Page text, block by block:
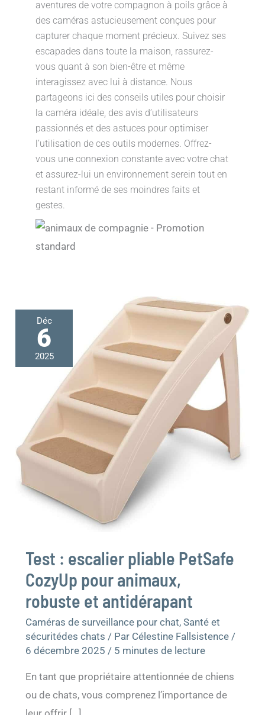
aventures de votre compagnon à poils grâce à
des caméras astucieusement conçues pour
capturer chaque moment précieux. Suivez ses
escapades dans toute la maison, rassurez-
vous quant à son bien-être et même
interagissez avec lui à distance. Nous
partageons ici des conseils utiles pour choisir
la caméra idéale, des avis d’utilisateurs
passionnés et des astuces pour optimiser
l’utilisation de ces outils modernes. Offrez-
vous une connexion constante avec votre chat
et assurez-lui un environnement serein tout en
restant informé de ses moindres faits et
gestes.
Déc
6
2025
Test : escalier pliable PetSafe
CozyUp pour animaux,
robuste et antidérapant
Caméras de surveillance pour chat,Santé et
sécuritédes chats / Par Célestine Fallsistence /
6 décembre 2025 / 5 minutes de lecture
En tant que propriétaire attentionnée de chiens
ou de chats, vous comprenez l’importance de
:
escalier
pliable
PetSafe
animaux,
robuste
et
antidérapant